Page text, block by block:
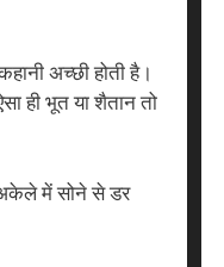
अच्छी होती है।
ही भूत या शैतान तो
में सोने से डर